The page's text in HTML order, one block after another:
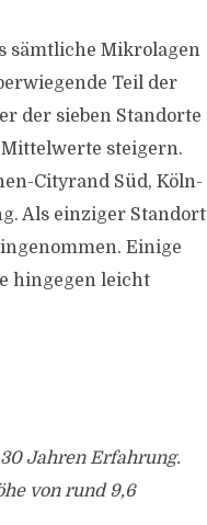
sämtliche Mikrolagen
Teil der
der sieben Standorte
steigern.
Cityrand Süd, Köln-
Als einziger Standort
Einige
hingegen leicht
Jahren Erfahrung.
von rund 9,6